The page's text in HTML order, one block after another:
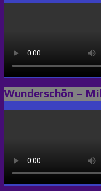
Wunderschön –